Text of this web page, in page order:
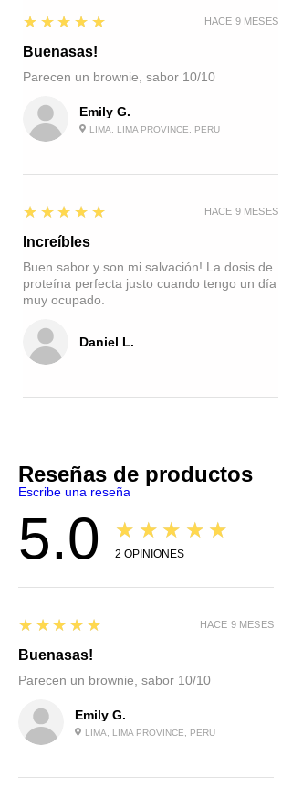
REFRIGERACIÓN
Emily G.
LIMA, LIMA PROVINCE, PERU
5
★★★★★
Buenasas!
Parecen un brownie, sabor 10/10
HACE 9 MESES
Daniel L.
5
★★★★★
Increíbles
Buen sabor y son mi salvación! La dosis de
proteína perfecta justo cuando tengo un día
muy ocupado.
HACE 9 MESES
Reseñas de productos
Escribe una reseña
5.0 ★★★★★
2 OPINIONES
Emily G.
LIMA, LIMA PROVINCE, PERU
5
★★★★★
Buenasas!
Parecen un brownie, sabor 10/10
HACE 9 MESES